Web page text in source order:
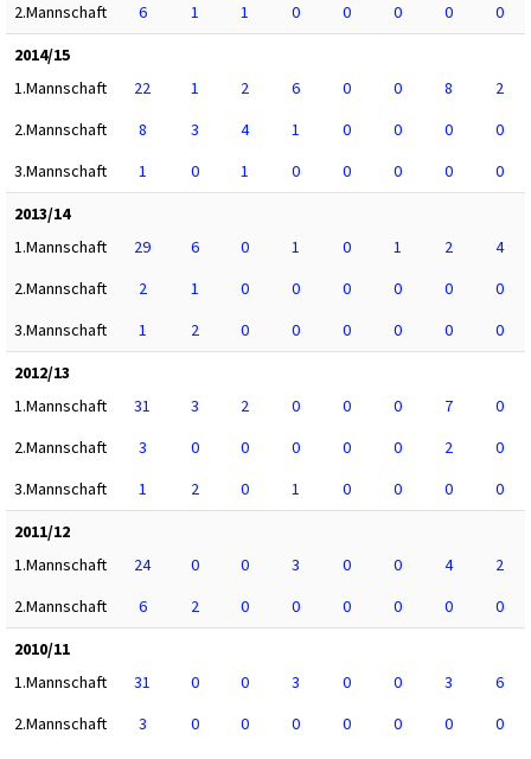
2.Mannschaft
6 1 1 0 0 0 0
0
2014/15
1.Mannschaft
22 1 2 6 0 0 8
2
2.Mannschaft
8 3 4 1 0 0 0
0
3.Mannschaft
1 0 1 0 0 0 0
0
2013/14
1.Mannschaft
29 6 0 1 0 1 2
4
2.Mannschaft
2 1 0 0 0 0 0
0
3.Mannschaft
1 2 0 0 0 0 0
0
2012/13
1.Mannschaft
31 3 2 0 0 0 7
0
2.Mannschaft
3 0 0 0 0 0 2
0
3.Mannschaft
1 2 0 1 0 0 0
0
2011/12
1.Mannschaft
24 0 0 3 0 0 4
2
2.Mannschaft
6 2 0 0 0 0 0
0
2010/11
1.Mannschaft
31 0 0 3 0 0 3
6
2.Mannschaft
3 0 0 0 0 0 0 0